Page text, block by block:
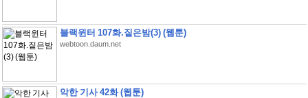
블랙윈터 107화.짙은밤(3) (웹툰)
webtoon.daum.net
악한 기사 42화 (웹툰)